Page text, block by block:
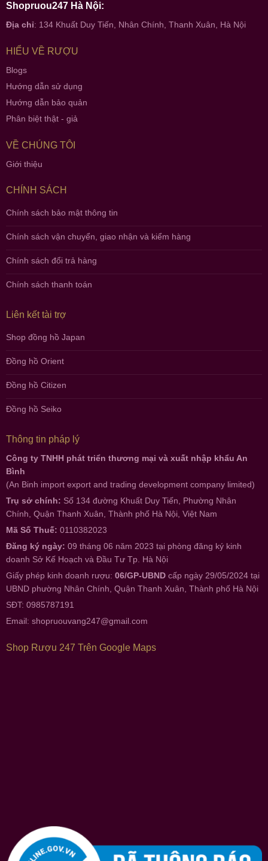
Shopruou247 Hà Nội:
Địa chỉ: 134 Khuất Duy Tiến, Nhân Chính, Thanh Xuân, Hà Nội
HIỂU VỀ RƯỢU
Blogs
Hướng dẫn sử dụng
Hướng dẫn bảo quản
Phân biệt thật - giả
VỀ CHÚNG TÔI
Giới thiệu
CHÍNH SÁCH
Chính sách bảo mật thông tin
Chính sách vận chuyển, giao nhận và kiểm hàng
Chính sách đổi trả hàng
Chính sách thanh toán
Liên kết tài trợ
Shop đồng hồ Japan
Đồng hồ Orient
Đồng hồ Citizen
Đồng hồ Seiko
Thông tin pháp lý
Công ty TNHH phát triển thương mại và xuất nhập khẩu An
Bình
(An Binh import export and trading development company limited)
Trụ sở chính: Số 134 đường Khuất Duy Tiến, Phường Nhân
Chính, Quận Thanh Xuân, Thành phố Hà Nội, Việt Nam
Mã Số Thuế: 0110382023
Đăng ký ngày: 09 tháng 06 năm 2023 tại phòng đăng ký kinh
doanh Sở Kế Hoạch và Đầu Tư Tp. Hà Nội
Giấy phép kinh doanh rượu: 06/GP-UBND cấp ngày 29/05/2024 tại
UBND phường Nhân Chính, Quận Thanh Xuân, Thành phố Hà Nội
SĐT: 0985787191
Email: shopruouvang247@gmail.com
Shop Rượu 247 Trên Google Maps